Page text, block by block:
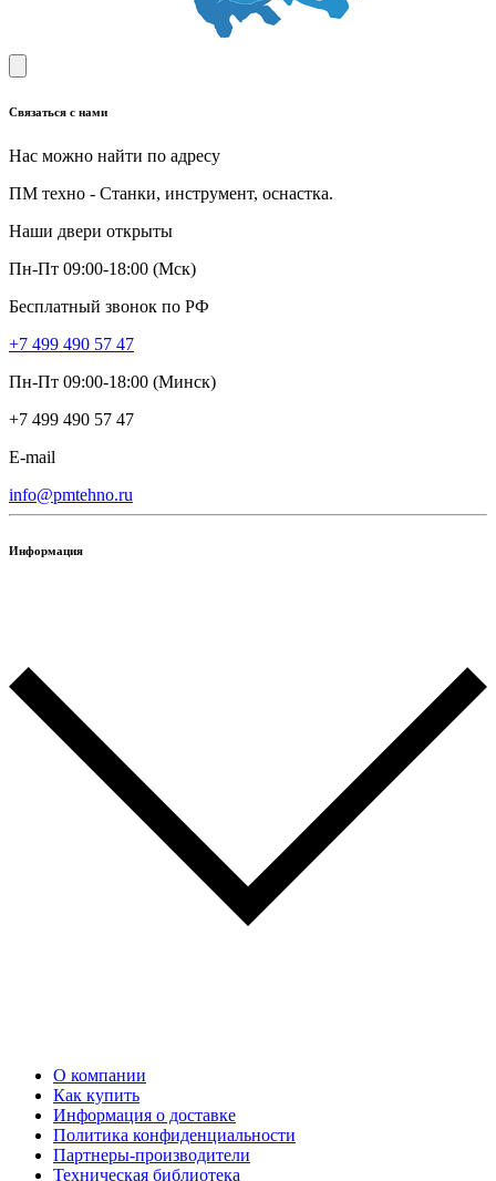
Связаться с нами
Нас можно найти по адресу
ПМ техно - Станки, инструмент, оснастка.
Наши двери открыты
Пн-Пт 09:00-18:00 (Мск)
Бесплатный звонок по РФ
+7 499 490 57 47
Пн-Пт 09:00-18:00 (Минск)
+7 499 490 57 47
E-mail
info@pmtehno.ru
Информация
О компании
Как купить
Информация о доставке
Политика конфиденциальности
Партнеры-производители
Техническая библиотека